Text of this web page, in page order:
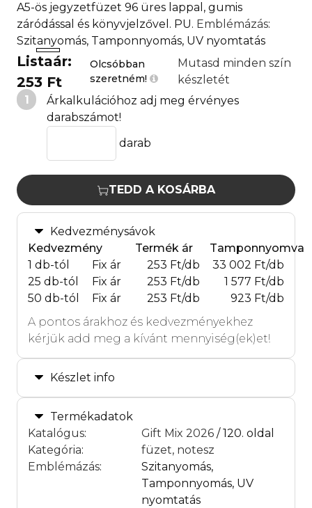
A5-ös jegyzetfüzet 96 üres lappal, gumis
záródással és könyvjelzővel. PU. Emblémázás:
Szitanyomás, Tamponnyomás, UV nyomtatás
Listaár:
253 Ft
Olcsóbban
szeretném!
Mutasd minden szín
készletét
1
Árkalkulációhoz adj meg érvényes
darabszámot!
darab
TEDD A KOSÁRBA
Kedvezménysávok
Kedvezmény
Termék ár
Tamponnyomva
1 db-tól
Fix ár 253 Ft/db
33 002 Ft/db
25 db-tól
Fix ár 253 Ft/db
1 577 Ft/db
50 db-tól
Fix ár 253 Ft/db
923 Ft/db
A pontos árakhoz és kedvezményekhez
kérjük add meg a kívánt mennyiség(ek)et!
Készlet info
Termékadatok
Katalógus: Gift Mix 2026 / 120. oldal
Kategória:
füzet, notesz
Emblémázás:
Szitanyomás,
Tamponnyomás, UV
nyomtatás